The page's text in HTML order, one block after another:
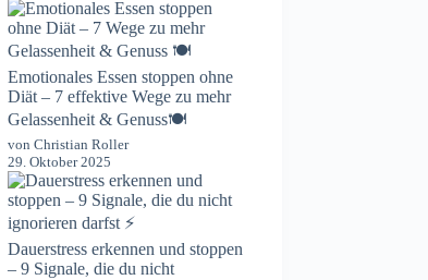
Emotionales Essen stoppen ohne
Diät – 7 effektive Wege zu mehr
Gelassenheit & Genuss🍽️
von Christian Roller
29. Oktober 2025
Dauerstress erkennen und stoppen
– 9 Signale, die du nicht